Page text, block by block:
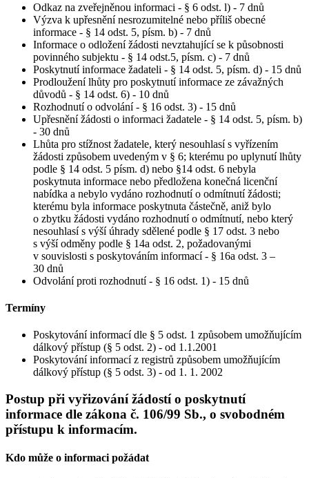
Odkaz na zveřejněnou informaci - § 6 odst. l) - 7 dnů
Výzva k upřesnění nesrozumitelné nebo příliš obecné
informace - § 14 odst. 5, písm. b) - 7 dnů
Informace o odložení žádosti nevztahující se k působnosti
povinného subjektu - § 14 odst.5, písm. c) - 7 dnů
Poskytnutí informace žadateli - § 14 odst. 5, písm. d) - 15 dnů
Prodloužení lhůty pro poskytnutí informace ze závažných
důvodů - § 14 odst. 6) - 10 dnů
Rozhodnutí o odvolání - § 16 odst. 3) - 15 dnů
Upřesnění žádosti o informaci žadatele - § 14 odst. 5, písm. b)
- 30 dnů
Lhůta pro stížnost žadatele, který nesouhlasí s vyřízením
žádosti způsobem uvedeným v § 6; kterému po uplynutí lhůty
podle § 14 odst. 5 písm. d) nebo §14 odst. 6 nebyla
poskytnuta informace nebo předložena konečná licenční
nabídka a nebylo vydáno rozhodnutí o odmítnutí žádosti;
kterému byla informace poskytnuta částečně, aniž bylo
o zbytku žádosti vydáno rozhodnutí o odmítnutí, nebo který
nesouhlasí s výší úhrady sdělené podle § 17 odst. 3 nebo
s výší odměny podle § 14a odst. 2, požadovanými
v souvislosti s poskytováním informací - § 16a odst. 3 –
30 dnů
Odvolání proti rozhodnutí - § 16 odst. 1) - 15 dnů
Termíny
Poskytování informací dle § 5 odst. 1 způsobem umožňujícím
dálkový přístup (§ 5 odst. 2) - od 1.1.2001
Poskytování informací z registrů způsobem umožňujícím
dálkový přístup (§ 5 odst. 3) - od 1. 1. 2002
Postup při vyřizování žádostí o poskytnutí
informace dle zákona č. 106/99 Sb., o svobodném
přístupu k informacím.
Kdo může o informaci požádat